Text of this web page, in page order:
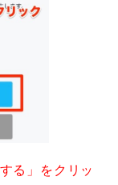
る」をクリッ